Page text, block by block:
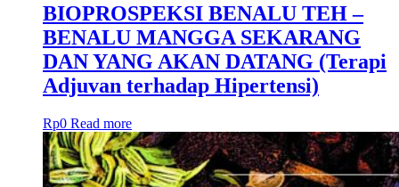
BIOPROSPEKSI BENALU TEH –
BENALU MANGGA SEKARANG
DAN YANG AKAN DATANG (Terapi
Adjuvan terhadap Hipertensi)
Rp0 Read more